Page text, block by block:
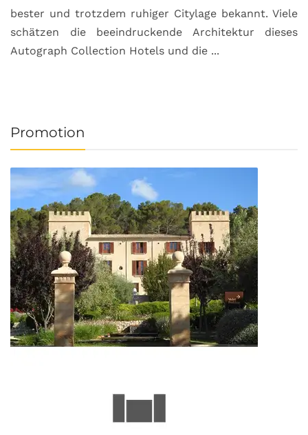
bester und trotzdem ruhiger Citylage bekannt. Viele
schätzen die beeindruckende Architektur dieses
Autograph Collection Hotels und die ...
Promotion